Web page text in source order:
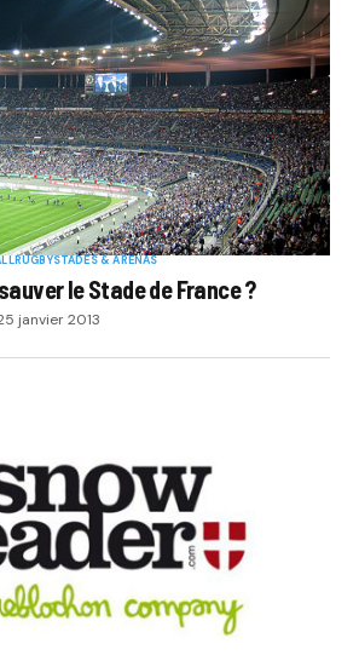
RUGBYSTADES & ARENAS
le Stade de France ?
janvier 2013